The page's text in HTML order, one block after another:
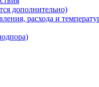
дополнительно)
расхода и